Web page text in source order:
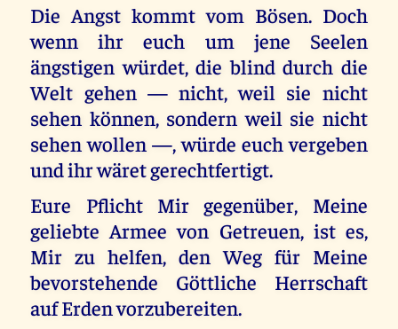
Die Angst kommt vom Bösen. Doch
wenn ihr euch um jene Seelen
ängstigen würdet, die blind durch die
Welt gehen — nicht, weil sie nicht
sehen können, sondern weil sie nicht
sehen wollen —, würde euch vergeben
und ihr wäret gerechtfertigt.
Eure Pflicht Mir gegenüber, Meine
geliebte Armee von Getreuen, ist es,
Mir zu helfen, den Weg für Meine
bevorstehende Göttliche Herrschaft
auf Erden vorzubereiten.